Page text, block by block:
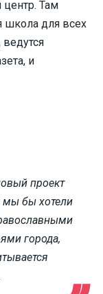
центр. Там
школа для всех
и
проект
мы бы хотели
города,